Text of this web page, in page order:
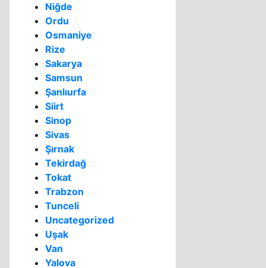
Niğde
Ordu
Osmaniye
Rize
Sakarya
Samsun
Şanlıurfa
Siirt
Sinop
Sivas
Şırnak
Tekirdağ
Tokat
Trabzon
Tunceli
Uncategorized
Uşak
Van
Yalova